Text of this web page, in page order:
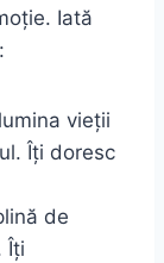
Iată
vieții
Îți doresc
de
Îți